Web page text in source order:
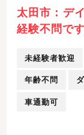
太田市：デ
経験不問で
未経験者歓迎
年齢不問
車通勤可